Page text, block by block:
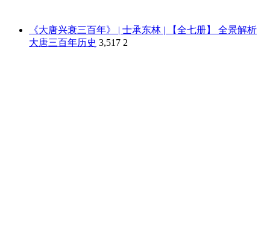
《大唐兴衰三百年》 | 士承东林 | 【全七册】 全景解析
大唐三百年历史 3,517 2